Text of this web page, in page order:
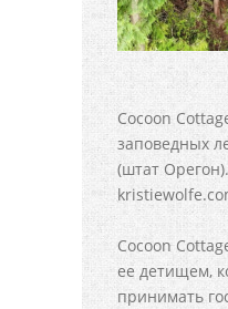
Cocoon
заповедных
(штат
Cocoon
ее детищем,
принимать